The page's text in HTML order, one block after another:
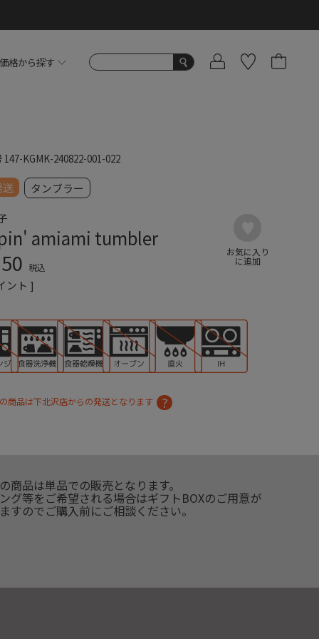
価格から探す
147-KGMK-240822-001-022
タンブラー
amiami tumbler
税込
ント ]
商品は下北沢店からの発送となります
商品は単品での販売となります。
グ等をご希望される場合はギフトBOXのご用意が
すのでご購入前にご相談ください。